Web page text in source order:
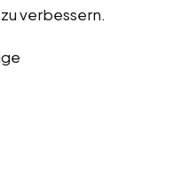
verbessern.